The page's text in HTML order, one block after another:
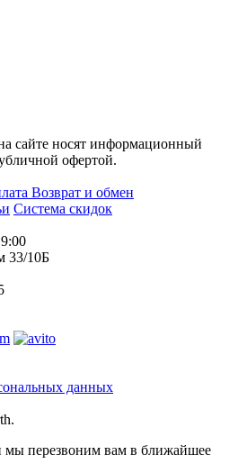
сайте носят информационный
офертой.
Возврат и обмен
Система скидок
33/10Б
данных
перезвоним вам в ближайшее